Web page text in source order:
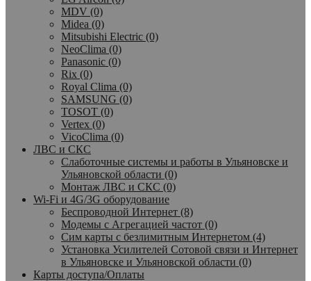
MDV (0)
Midea (0)
Mitsubishi Electric (0)
NeoClima (0)
Panasonic (0)
Rix (0)
Royal Clima (0)
SAMSUNG (0)
TOSOT (0)
Vertex (0)
VicoClima (0)
ЛВС и СКС
Слаботочные системы и работы в Ульяновске и
Ульяновской области (0)
Монтаж ЛВС и СКС (0)
Wi-Fi и 4G/3G оборудование
Беспроводной Интернет (8)
Модемы с Агрегацией частот (0)
Сим карты с безлимитным Интернетом (4)
Установка Усилителей Сотовой связи и Интернет
в Ульяновске и Ульяновской области (0)
Карты доступа/Оплаты